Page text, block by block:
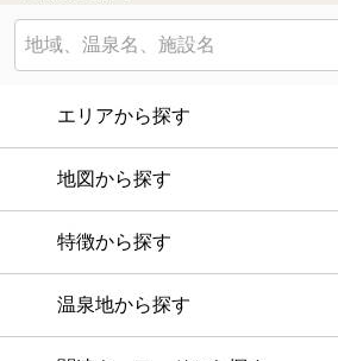
エリアから探す
地図から探す
特徴から探す
温泉地から探す